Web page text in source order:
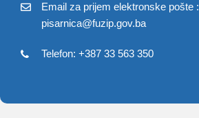
Email za prijem elektronske pošte :
pisarnica@fuzip.gov.ba
Telefon: +387 33 563 350